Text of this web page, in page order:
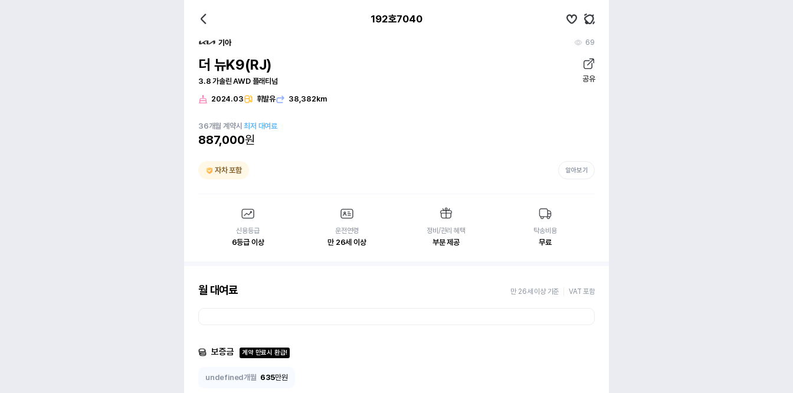
192호7040
기아 69
더 뉴K9(RJ)
3.8 가솔린 AWD 플래티넘 공유
2024.03 휘발유 38,382km
36개월 계약시최저 대여료
887,000원
자차 포함 알아보기
신용등급
6등급 이상
운전연령
만 26세 이상
정비/관리 혜택
부분 제공
탁송비용
무료
월 대여료 만 26세 이상 기준 VAT 포함
보증금 계약 만료시 환급!
undefined개월 635만원